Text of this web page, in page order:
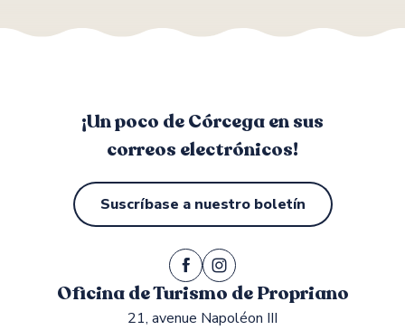
¡Un poco de Córcega en sus
correos electrónicos!
Suscríbase a nuestro boletín
Oficina de Turismo de Propriano
21, avenue Napoléon III